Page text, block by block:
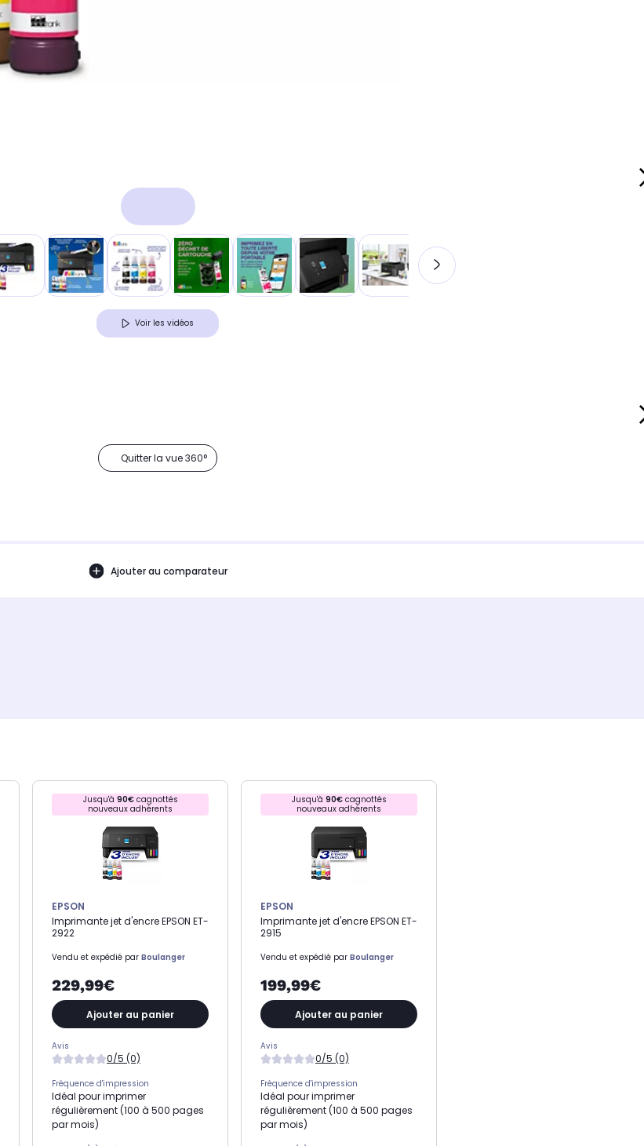
Voir les vidéos
Quitter la vue 360°
Ajouter au comparateur
Jusqu'à 90€cagnottés
nouveaux adhérents
EPSON
Imprimante jet d'encre EPSON ET-
2922
Vendu et expédié par Boulanger
229,99€
Ajouter au panier
Avis
0/5 (0)
Fréquence d'impression
Idéal pour imprimer
régulièrement (100 à 500 pages
par mois)
Jusqu'à 90€cagnottés
nouveaux adhérents
EPSON
Imprimante jet d'encre EPSON ET-
2915
Vendu et expédié par Boulanger
199,99€
Ajouter au panier
Avis
0/5 (0)
Fréquence d'impression
Idéal pour imprimer
régulièrement (100 à 500 pages
par mois)